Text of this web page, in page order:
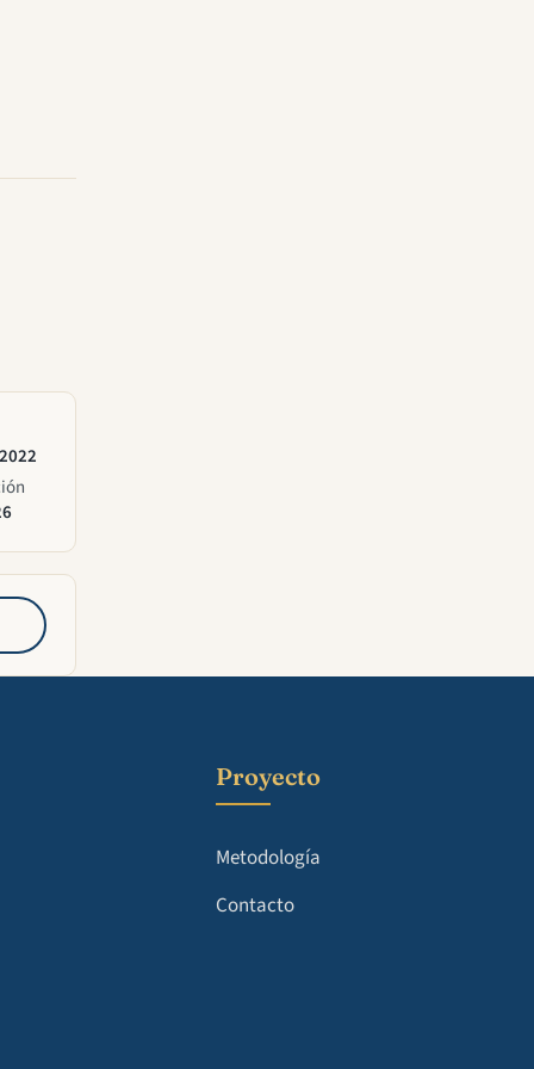
Proyecto
Metodología
Contacto